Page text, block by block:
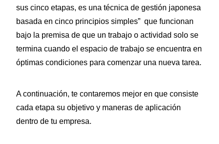
sus cinco etapas, es una técnica de gestión japonesa
basada en cinco principios simples” que funcionan
bajo la premisa de que un trabajo o actividad solo se
termina cuando el espacio de trabajo se encuentra en
óptimas condiciones para comenzar una nueva tarea.
A continuación, te contaremos mejor en que consiste
cada etapa su objetivo y maneras de aplicación
dentro de tu empresa.